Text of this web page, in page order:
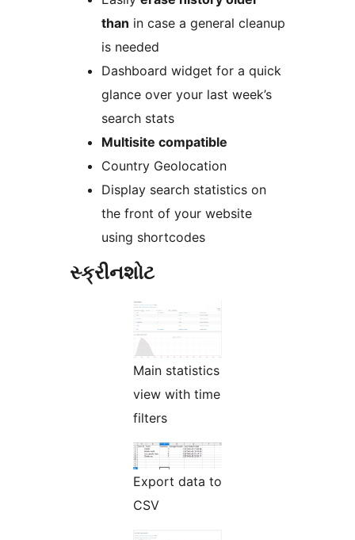
than in case a general cleanup
is needed
Dashboard widget for a quick
glance over your last week’s
search stats
Multisite compatible
Country Geolocation
Display search statistics on
the front of your website
using shortcodes
સ્ક્રીનશોટ
Main statistics
view with time
filters
Export data to
CSV